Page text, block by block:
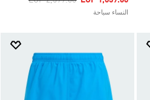
النساء سباحة